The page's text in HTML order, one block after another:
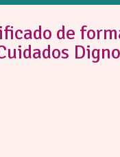
de